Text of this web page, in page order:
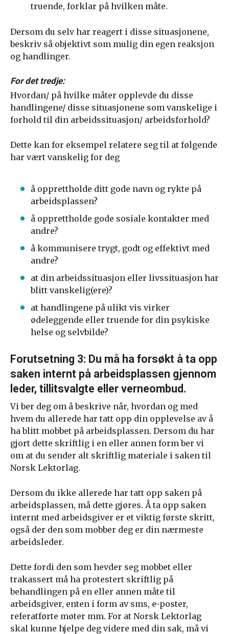
truende, forklar på hvilken måte.
Dersom du selv har reagert i disse situasjonene,
beskriv så objektivt som mulig din egen reaksjon
og handlinger.
For det tredje:
Hvordan/ på hvilke måter opplevde du disse
handlingene/ disse situasjonene som vanskelige i
forhold til din arbeidssituasjon/ arbeidsforhold?
Dette kan for eksempel relatere seg til at følgende
har vært vanskelig for deg
å opprettholde ditt gode navn og rykte på
arbeidsplassen?
å opprettholde gode sosiale kontakter med
andre?
å kommunisere trygt, godt og effektivt med
andre?
at din arbeidssituasjon eller livssituasjon har
blitt vanskelig(ere)?
at handlingene på ulikt vis virker
ødeleggende eller truende for din psykiske
helse og selvbilde?
Forutsetning 3: Du må ha forsøkt å ta opp
saken internt på arbeidsplassen gjennom
leder, tillitsvalgte eller verneombud.
Vi ber deg om å beskrive når, hvordan og med
hvem du allerede har tatt opp din opplevelse av å
ha blitt mobbet på arbeidsplassen. Dersom du har
gjort dette skriftlig i en eller annen form ber vi
om at du sender alt skriftlig materiale i saken til
Norsk Lektorlag.
Dersom du ikke allerede har tatt opp saken på
arbeidsplassen, må dette gjøres. Å ta opp saken
internt med arbeidsgiver er et viktig første skritt,
også der den som mobber deg er din nærmeste
arbeidsleder.
Dette fordi den som hevder seg mobbet eller
trakassert må ha protestert skriftlig på
behandlingen på en eller annen måte til
arbeidsgiver, enten i form av sms, e-poster,
referatførte møter mm. For at Norsk Lektorlag
skal kunne hjelpe deg videre med din sak, må vi